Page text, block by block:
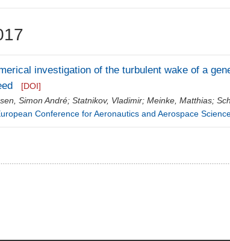
investigation of the turbulent wake of a
[DOI]
Simon André;Statnikov, Vladimir;Meinke, Matthias;
Conference for Aeronautics and Aerospace